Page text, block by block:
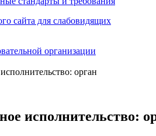
сайта для слабовидящих
организации
орган
исполнительство: